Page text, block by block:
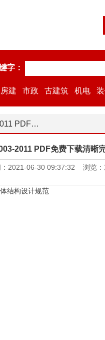
字：
房建 市政 古建筑 机电
清晰完整版
2011 PDF免费下载清晰
2021-06-30 09:37:32 浏览：